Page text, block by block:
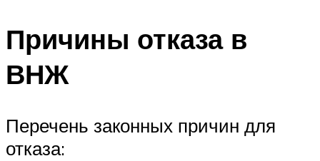
Причины отказа в
ВНЖ
Перечень законных причин для
отказа: